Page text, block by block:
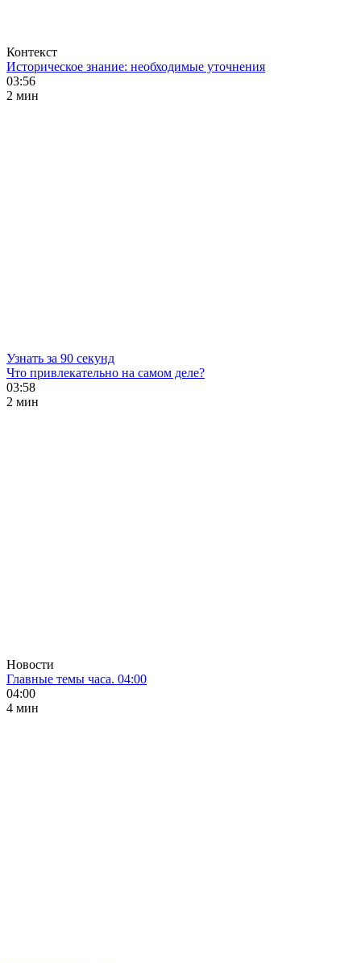
Контекст
Историческое знание: необходимые уточнения
03:56
2 мин
Узнать за 90 секунд
Что привлекательно на самом деле?
03:58
2 мин
Новости
Главные темы часа. 04:00
04:00
4 мин